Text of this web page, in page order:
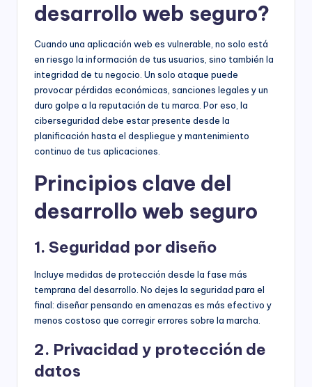
desarrollo web seguro?
Cuando una aplicación web es vulnerable, no solo está
en riesgo la información de tus usuarios, sino también la
integridad de tu negocio. Un solo ataque puede
provocar pérdidas económicas, sanciones legales y un
duro golpe a la reputación de tu marca. Por eso, la
ciberseguridad debe estar presente desde la
planificación hasta el despliegue y mantenimiento
continuo de tus aplicaciones.
Principios clave del
desarrollo web seguro
1. Seguridad por diseño
Incluye medidas de protección desde la fase más
temprana del desarrollo. No dejes la seguridad para el
final: diseñar pensando en amenazas es más efectivo y
menos costoso que corregir errores sobre la marcha.
2. Privacidad y protección de
datos